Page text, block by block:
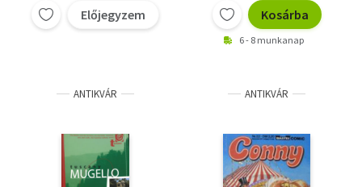
Előjegyzem Kosárba
6 - 8 munkanap
ANTIKVÁR ANTIKVÁR